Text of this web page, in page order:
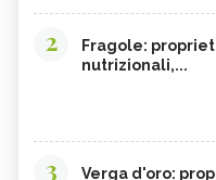
2
Fragole:
nutrizionali,...
3
Verga d'oro: